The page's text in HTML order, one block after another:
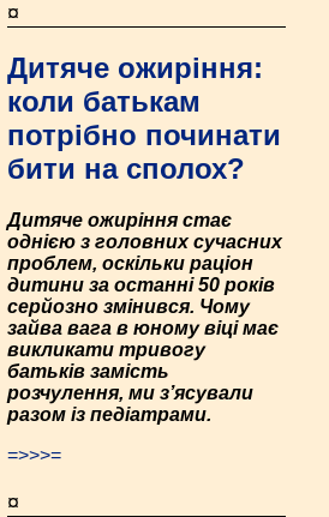
¤
Дитяче ожиріння:
коли батькам
потрібно починати
бити на сполох?
Дитяче ожиріння стає
однією з головних сучасних
проблем, оскільки раціон
дитини за останні 50 років
серйозно змінився. Чому
зайва вага в юному віці має
викликати тривогу
батьків замість
розчулення, ми з’ясували
разом із педіатрами.
=>>>=
¤